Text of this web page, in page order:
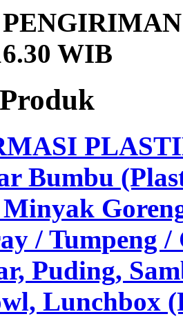
WIB
Bumbu
/ Tumpeng /
Puding,
Lunchbox